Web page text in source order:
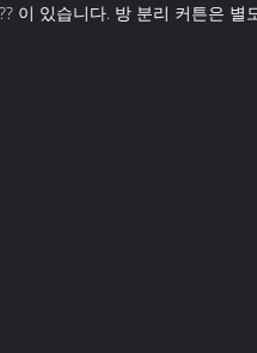
이 있습니다. 방 분리 커튼은 별